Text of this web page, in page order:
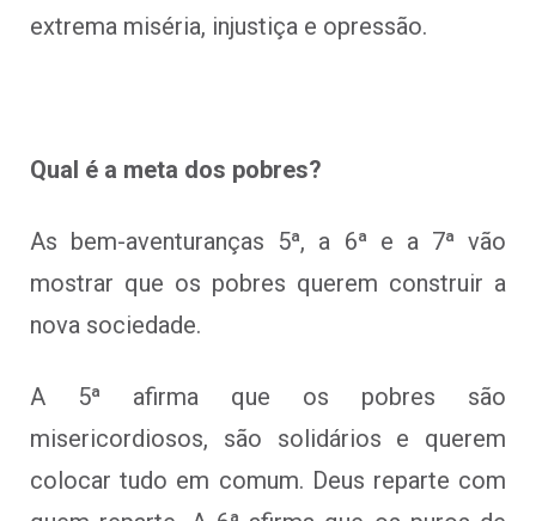
extrema miséria, injustiça e opressão.
Qual é a meta dos pobres?
As bem-aventuranças 5ª, a 6ª e a 7ª vão
mostrar que os pobres querem construir a
nova sociedade.
A 5ª afirma que os pobres são
misericordiosos, são solidários e querem
colocar tudo em comum. Deus reparte com